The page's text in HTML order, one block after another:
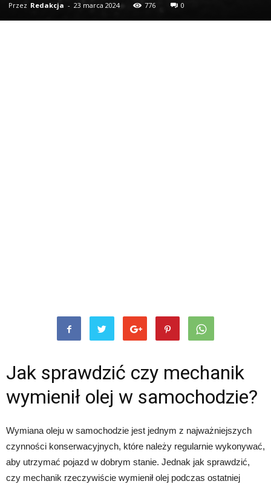
Przez Redakcja - 23 marca 2024 776 0
Jak sprawdzić czy mechanik
wymienił olej w samochodzie?
Wymiana oleju w samochodzie jest jednym z najważniejszych
czynności konserwacyjnych, które należy regularnie wykonywać,
aby utrzymać pojazd w dobrym stanie. Jednak jak sprawdzić,
czy mechanik rzeczywiście wymienił olej podczas ostatniej